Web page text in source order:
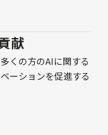
献
くの方のAIに関する
ーションを促進する